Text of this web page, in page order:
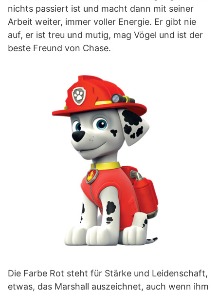
nichts passiert ist und macht dann mit seiner
Arbeit weiter, immer voller Energie. Er gibt nie
auf, er ist treu und mutig, mag Vögel und ist der
beste Freund von Chase.
Die Farbe Rot steht für Stärke und Leidenschaft,
etwas, das Marshall auszeichnet, auch wenn ihm